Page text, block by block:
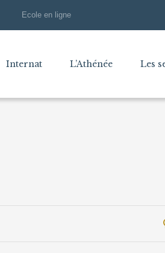
Ecole en ligne
Internat L’Athénée Les